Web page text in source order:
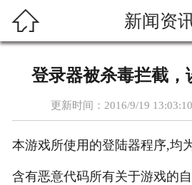
 新闻资
登录器被杀毒拦截，
更新时间：2016/9/19
本游戏所使用的登陆器程序,均
含有恶意代码所有关于游戏的